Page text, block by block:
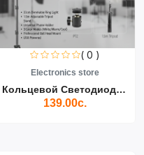
( 0 )
Electronics store
Кольцевой Светодиодный Св...
139.00с.